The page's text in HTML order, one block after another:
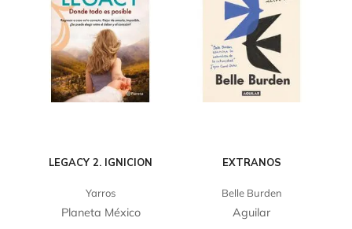
LEGACY 2. IGNICION
Yarros
Planeta México
EXTRANOS
Belle Burden
Aguilar